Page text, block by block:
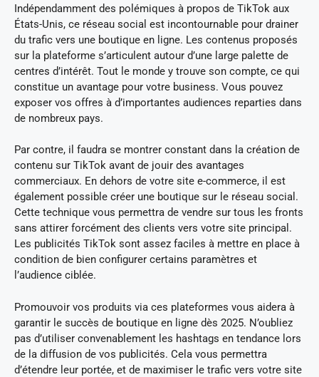
Indépendamment des polémiques à propos de TikTok aux
États-Unis, ce réseau social est incontournable pour drainer
du trafic vers une boutique en ligne. Les contenus proposés
sur la plateforme s’articulent autour d’une large palette de
centres d’intérêt. Tout le monde y trouve son compte, ce qui
constitue un avantage pour votre business. Vous pouvez
exposer vos offres à d’importantes audiences reparties dans
de nombreux pays.
Par contre, il faudra se montrer constant dans la création de
contenu sur TikTok avant de jouir des avantages
commerciaux. En dehors de votre site e-commerce, il est
également possible créer une boutique sur le réseau social.
Cette technique vous permettra de vendre sur tous les fronts
sans attirer forcément des clients vers votre site principal.
Les publicités TikTok sont assez faciles à mettre en place à
condition de bien configurer certains paramètres et
l’audience ciblée.
Promouvoir vos produits via ces plateformes vous aidera à
garantir le succès de boutique en ligne dès 2025. N’oubliez
pas d’utiliser convenablement les hashtags en tendance lors
de la diffusion de vos publicités. Cela vous permettra
d’étendre leur portée, et de maximiser le trafic vers votre site